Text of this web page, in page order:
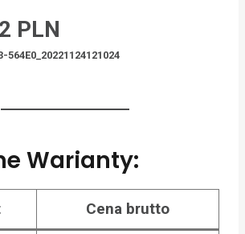
PLN
564E0_20221124121024
Warianty:
Cena brutto